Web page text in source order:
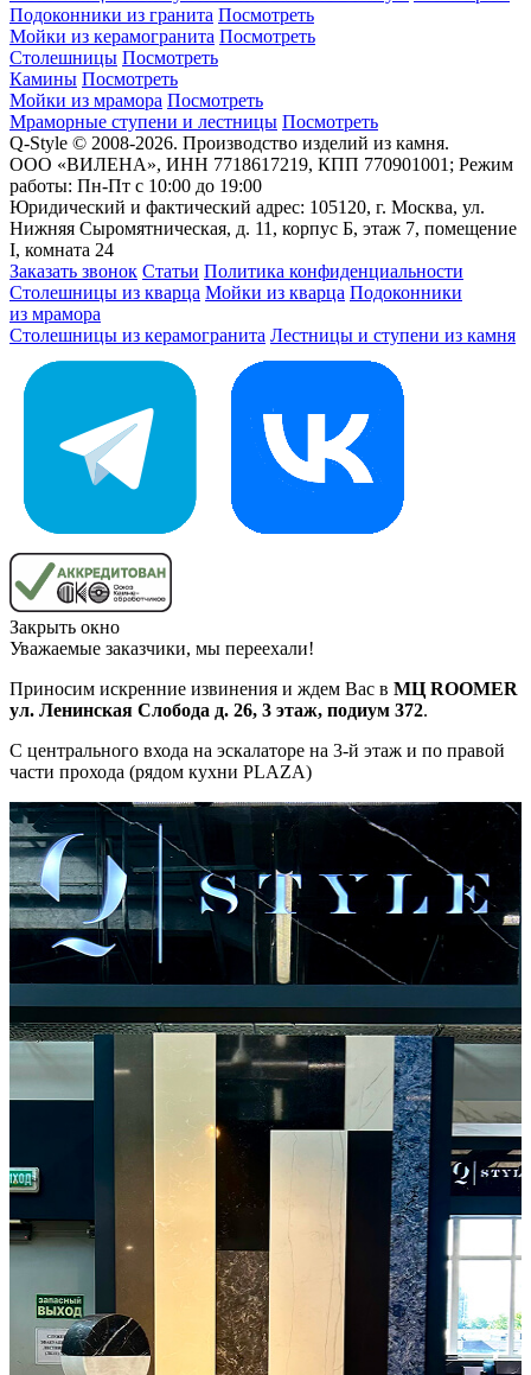
Подоконники из гранита Посмотреть
Мойки из керамогранита Посмотреть
Столешницы Посмотреть
Камины Посмотреть
Мойки из мрамора Посмотреть
Мраморные ступени и лестницы Посмотреть
Q-Style © 2008-2026. Производство изделий из камня.
ООО «ВИЛЕНА», ИНН 7718617219, КПП 770901001; Режим
работы: Пн-Пт с 10:00 до 19:00
Юридический и фактический адрес: 105120, г. Москва, ул.
Нижняя Сыромятническая, д. 11, корпус Б, этаж 7, помещение
I, комната 24
Заказать звонок Статьи Политика конфиденциальности
Столешницы из кварца Мойки из кварца Подоконники
из мрамора
Столешницы из керамогранита Лестницы и ступени из камня
Закрыть окно
Уважаемые заказчики, мы переехали!
Приносим искренние извинения и ждем Вас в МЦ ROOMER
ул. Ленинская Слобода д. 26, 3 этаж, подиум 372.
С центрального входа на эскалаторе на 3-й этаж и по правой
части прохода (рядом кухни PLAZA)